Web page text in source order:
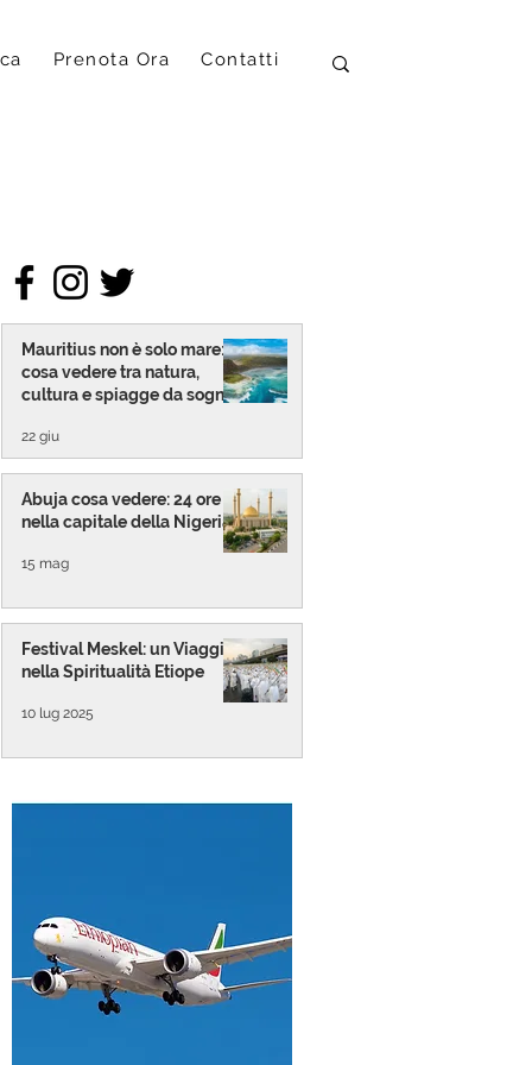
Prenota Ora Contatti
Mauritius non è solo mare:
cosa vedere tra natura,
cultura e spiagge da sogno
22 giu
Abuja cosa vedere: 24 ore
nella capitale della Nigeria
15 mag
Festival Meskel: un Viaggio
nella Spiritualità Etiope
10 lug 2025